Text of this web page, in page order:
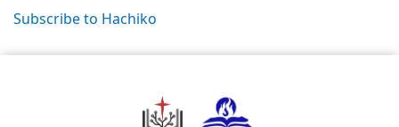
Subscribe to Hachiko